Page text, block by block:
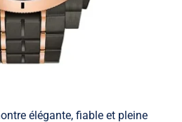
élégante, fiable et pleine